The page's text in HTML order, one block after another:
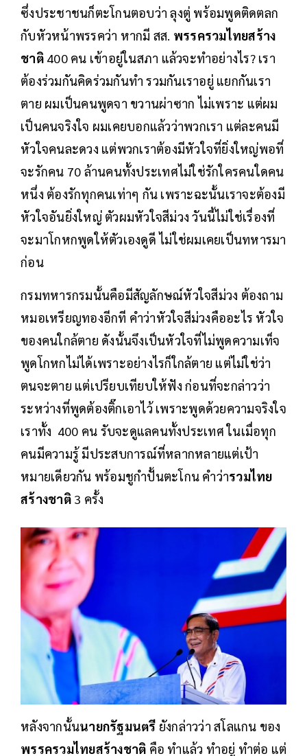
ซึ่งประชาชนก็ตะโกนตอบว่า​ ลุงตู่ พร้อมพูดติดตลก
กับหัวหน้าพรรคว่า หากมี สส. พรรครวมไทยสร้าง
ชาติ400 คน เข้าอยู่ในสภา แล้วจะทำอย่างไร? เรา
ต้องร่วมกันคิดร่วมกันทำ รวมกันเราอยู่ แยกกันเรา
ตาย ผมเป็นคนพูดจา ขวานผ่าซาก ไม่เพราะ แต่ผม
เป็นคนจริงใจ ผมเคยบอกแล้วว่าพวกเรา แต่ละคนมี
หัวใจคนละดวง แต่พวกเราต้องมีหัวใจที่ยิ่งใหญ่พอที่
จะรักคน 70 ล้านคนทั้งประเทศไม่ใช่รักใครคนใดคน
หนึ่ง ต้องรักทุกคนเท่าๆ กัน เพราะฉะนั้นเราจะต้องมี
หัวใจอันยิ่งใหญ่ ตัวผมหัวใจสีม่วง วันนี้ไม่ใช่เรื่องที่
จะมาโกหกพูดให้ตัวเองดูดี ไม่ใช่ผมเคยเป็นทหารมา
ก่อน
กรมทหารกรมนั้นคือมีสัญลักษณ์หัวใจสีม่วง ต้องถาม
หมอเหรียญทองอีกที คำว่าหัวใจสีม่วงคืออะไร หัวใจ
ของคนใกล้ตาย ดังนั้นจึงเป็นหัวใจที่ไม่พูดความเท็จ
พูดโกหกไม่ได้เพราะอย่างไรก็ใกล้ตาย แต่ไม่ใช่ว่า
ตนจะตาย แต่เปรียบเทียบให้ฟัง ก่อนที่จะกล่าวว่า
ระหว่างที่พูดต้องติ๊กเอาไว้ เพราะพูดด้วยความจริงใจ
เราทั้ง 400 คน รับจะดูแลคนทั้งประเทศ ในเมื่อทุก
คนมีความรู้ มีประสบการณ์ที่หลากหลายแต่เป้า
หมายเดียวกัน พร้อมชูกำปั้นตะโกน คำว่ารวมไทย
สร้างชาติ 3 ครั้ง
หลังจากนั้นนายกรัฐมนตรี​ ยังกล่าวว่า สโลแกน ของ
พรรครวมไทยสร้างชาติ ​คือ ทำแล้ว ทำอยู่ ทำต่อ แต่